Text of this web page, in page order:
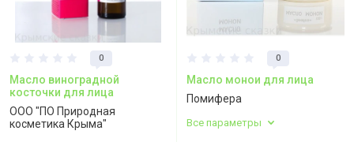
0
Масло виноградной
косточки для лица
ООО "ПО Природная
косметика Крыма"
0
Масло монои для лица
Помифера
Все параметры